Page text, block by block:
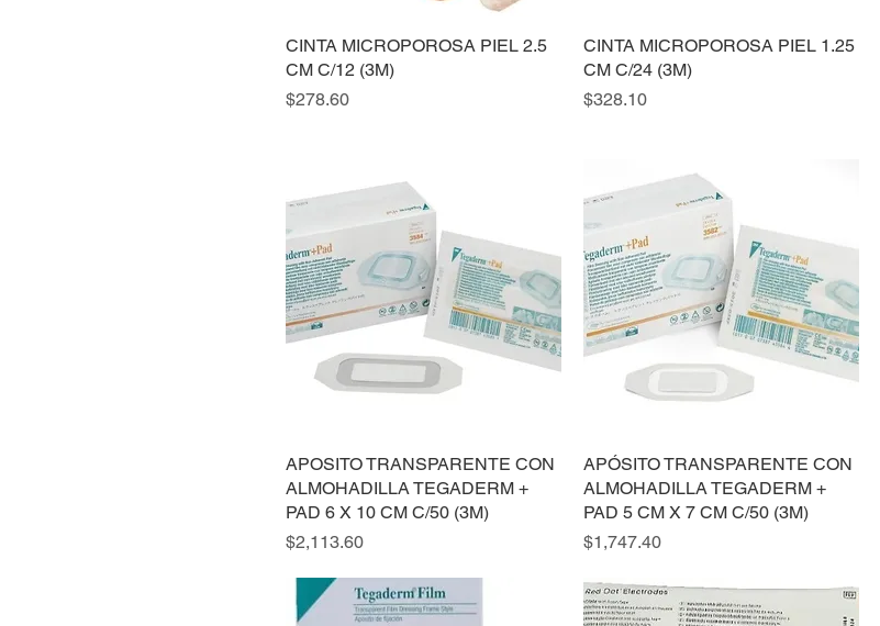
CINTA MICROPOROSA PIEL 2.5
CM C/12 (3M)
Precio
$278.60
CINTA MICROPOROSA PIEL 1.25
CM C/24 (3M)
Precio
$328.10
APOSITO TRANSPARENTE CON
ALMOHADILLA TEGADERM +
PAD 6 X 10 CM C/50 (3M)
Precio
$2,113.60
APÓSITO TRANSPARENTE CON
ALMOHADILLA TEGADERM +
PAD 5 CM X 7 CM C/50 (3M)
Precio
$1,747.40